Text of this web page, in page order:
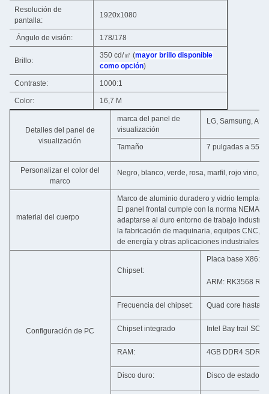
Resolución de
pantalla:
1920x1080
Ángulo de visión: 178/178
Brillo:
350 cd/㎡ (mayor brillo disponible
como opción)
Contraste: 1000:1
Color: 16,7 M
Detalles del panel de
visualización
marca del panel de
visualización
LG, Samsung,
Tamaño 7 pulgadas a 55
Personalizar el color del
marco
Negro, blanco, verde, rosa, marfil, rojo vino,
material del cuerpo
Marco de aluminio duradero y vidrio
El panel frontal cumple con la norma NEMA /
adaptarse al duro entorno de trabajo
la fabricación de maquinaria, equipos CNC,
de energía y otras aplicaciones industriales.
Configuración de PC
Chipset:
Placa base X86:
ARM: RK3568
Frecuencia del chipset: Quad core hasta
Chipset integrado Intel Bay trail SOC
RAM: 4GB DDR4
Disco duro: Disco de estado